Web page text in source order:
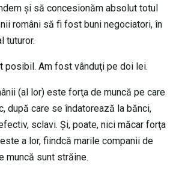
şi să concesionăm absolut totul
români să fi fost buni negociatori, în
tuturor.
posibil. Am fost vânduţi pe doi lei.
(al lor) este forţa de muncă pe care
după care se îndatorează la bănci,
sclavi. Şi, poate, nici măcar forţa
a lor, fiindcă marile companii de
muncă sunt străine.